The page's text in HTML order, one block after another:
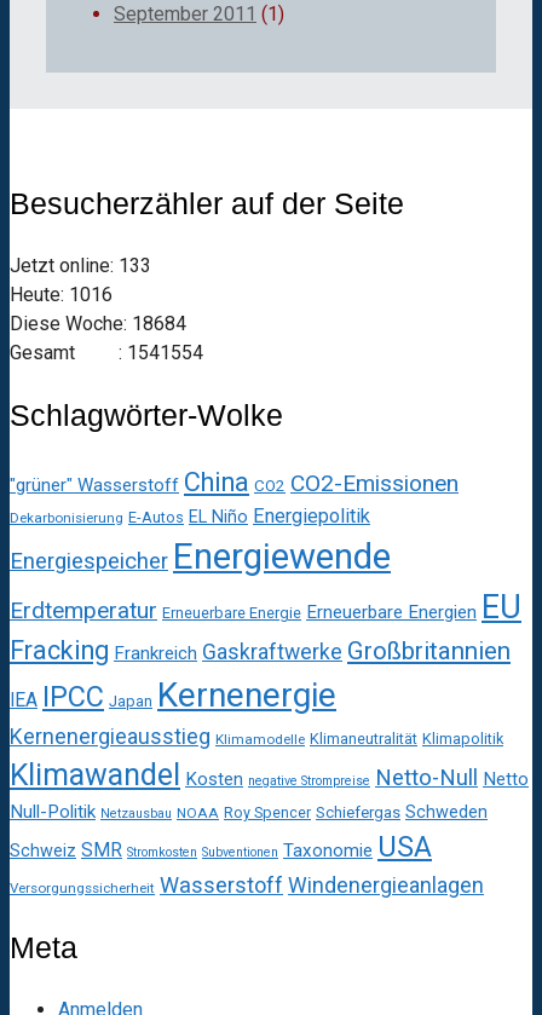
September 2011 (1)
Besucherzähler auf der Seite
Jetzt online: 133
Heute: 1016
Diese Woche: 18684
Gesamt : 1541554
Schlagwörter-Wolke
"grüner" Wasserstoff China CO2 CO2-Emissionen
Dekarbonisierung E-Autos EL Niño Energiepolitik
Energiespeicher Energiewende
Erdtemperatur Erneuerbare Energie Erneuerbare Energien EU
Fracking Frankreich Gaskraftwerke Großbritannien
IEA IPCC Japan Kernenergie
Kernenergieausstieg Klimamodelle Klimaneutralität Klimapolitik
Klimawandel Kosten negative Strompreise Netto-Null Netto
Null-Politik Netzausbau NOAA Roy Spencer Schiefergas Schweden
Schweiz SMR Stromkosten Subventionen Taxonomie USA
Versorgungssicherheit Wasserstoff Windenergieanlagen
Meta
Anmelden